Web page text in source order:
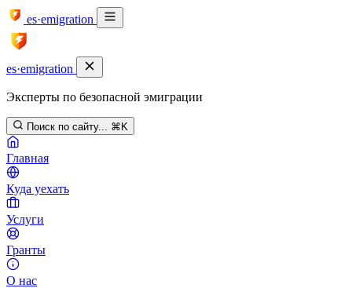
es·emigration
es·emigration
Эксперты по безопасной эмиграции
Поиск по сайту... ⌘K
Главная
Куда уехать
Услуги
Гранты
О нас